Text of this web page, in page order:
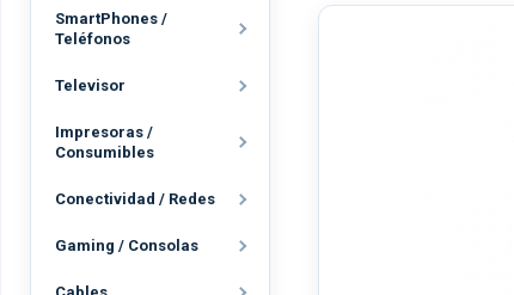
SmartPhones /
Teléfonos
Televisor
Impresoras /
Consumibles
Conectividad / Redes
Gaming / Consolas